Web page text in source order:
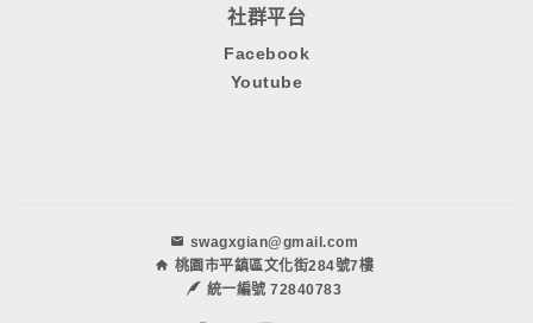
社群平台
Facebook
Youtube
swagxgian@gmail.com
桃園市平鎮區文化街284號7樓
統一編號 72840783